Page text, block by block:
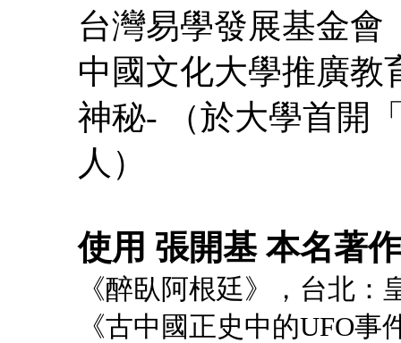
台灣易學發展基金會
中國文化大學推廣教
神秘- （於大學首開
人）
使用 張開基 本名著作
《醉臥阿根廷》，台北：
《古中國正史中的UFO